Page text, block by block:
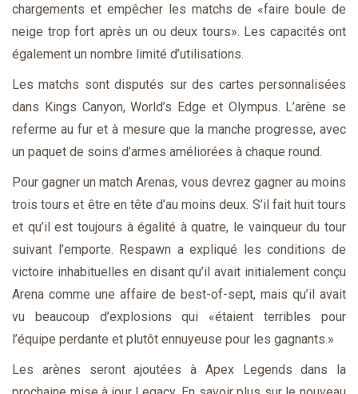
chargements et empêcher les matchs de «faire boule de
neige trop fort après un ou deux tours». Les capacités ont
également un nombre limité d’utilisations.
Les matchs sont disputés sur des cartes personnalisées
dans Kings Canyon, World’s Edge et Olympus. L’arène se
referme au fur et à mesure que la manche progresse, avec
un paquet de soins d’armes améliorées à chaque round.
Pour gagner un match Arenas, vous devrez gagner au moins
trois tours et être en tête d’au moins deux. S’il fait huit tours
et qu’il est toujours à égalité à quatre, le vainqueur du tour
suivant l’emporte. Respawn a expliqué les conditions de
victoire inhabituelles en disant qu’il avait initialement conçu
Arena comme une affaire de best-of-sept, mais qu’il avait
vu beaucoup d’explosions qui «étaient terribles pour
l’équipe perdante et plutôt ennuyeuse pour les gagnants.»
Les arènes seront ajoutées à Apex Legends dans la